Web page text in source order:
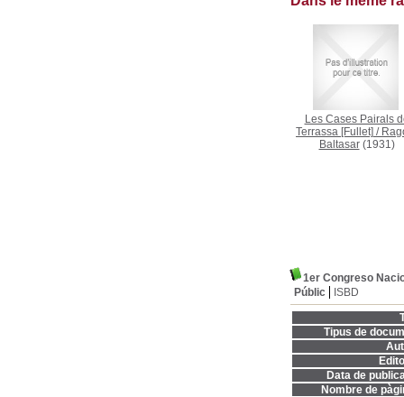
Les Cases Pairals
Terrassa [Fullet] /
Baltasar(1931)
1er Congreso
Públic
ISBD
Tipus de
Data de
Nombre de